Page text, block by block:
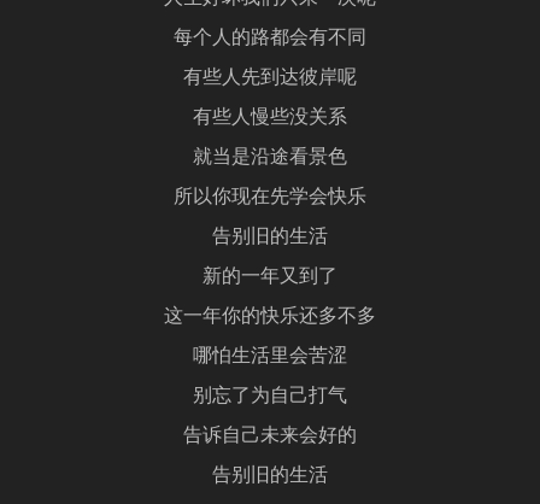
每个人的路都会有不同
有些人先到达彼岸呢
有些人慢些没关系
就当是沿途看景色
所以你现在先学会快乐
告别旧的生活
新的一年又到了
这一年你的快乐还多不多
哪怕生活里会苦涩
别忘了为自己打气
告诉自己未来会好的
告别旧的生活